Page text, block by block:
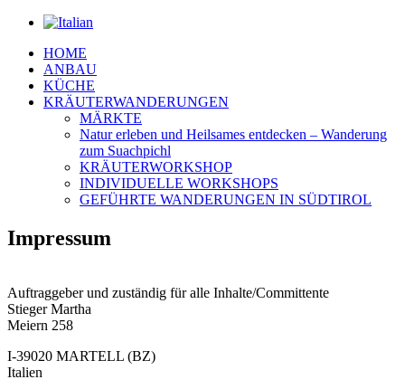
HOME
ANBAU
KÜCHE
KRÄUTERWANDERUNGEN
MÄRKTE
Natur erleben und Heilsames entdecken – Wanderung
zum Suachpichl
KRÄUTERWORKSHOP
INDIVIDUELLE WORKSHOPS
GEFÜHRTE WANDERUNGEN IN SÜDTIROL
Impressum
Auftraggeber und zuständig für alle Inhalte/Committente
Stieger Martha
Meiern 258
I-39020 MARTELL (BZ)
Italien